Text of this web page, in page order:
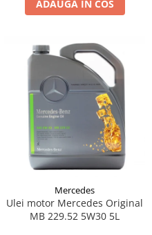
ADAUGA IN COS
Mercedes
Ulei motor Mercedes Original
MB 229.52 5W30 5L